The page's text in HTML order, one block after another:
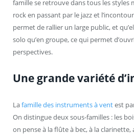
famille se retrouve dans tous les styles
rock en passant par le jazz et
permet de rallier un large public, et
solo qu’en groupe, ce qui permet
perspectives.
Une grande variété
Lafamille des instruments à ventest
On distingue deux sous-familles : les
on pense à la flûte à bec, à la